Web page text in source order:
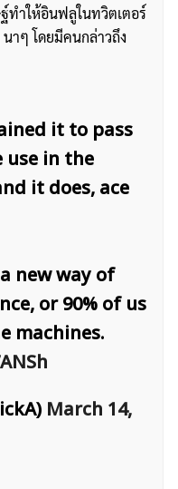
ำให้อินฟลูในทวิตเตอร์
าๆ โดยมีคนกล่าวถึง
it to pass
in the
it does, ace
new way of
or 90% of us
machines.
March 14,